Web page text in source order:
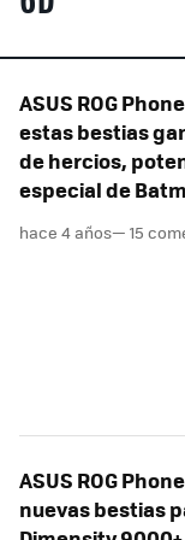
ASUS ROG
estas bestias
de hercios,
especial de
hace 4 años— 15
ASUS ROG
nuevas bestias